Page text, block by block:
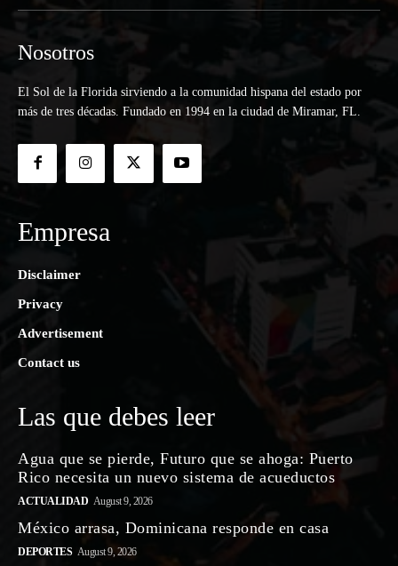
Nosotros
El Sol de la Florida sirviendo a la comunidad hispana del estado por
más de tres décadas. Fundado en 1994 en la ciudad de Miramar, FL.
Empresa
Disclaimer
Privacy
Advertisement
Contact us
Las que debes leer
Agua que se pierde, Futuro que se ahoga: Puerto
Rico necesita un nuevo sistema de acueductos
ACTUALIDAD August 9, 2026
México arrasa, Dominicana responde en casa
DEPORTES August 9, 2026